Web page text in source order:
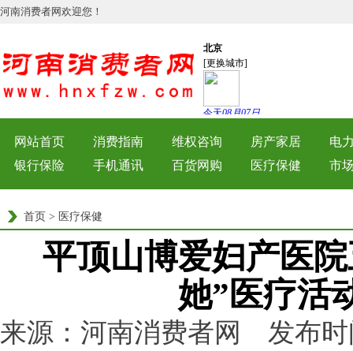
河南消费者网欢迎您！
网站首页 消费指南 维权咨询 房产家居
电
银行保险
手机通讯 百货网购 医疗保健 市
首页 > 医疗保健
平顶山博爱妇产医
她”医疗活
来源：河南消费者网 发布